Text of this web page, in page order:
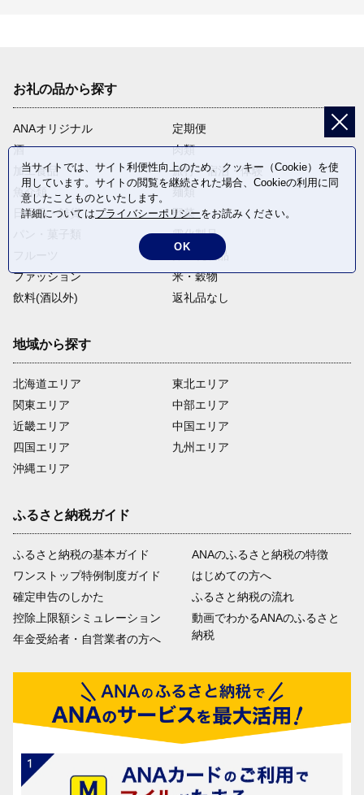
お礼の品から探す
ANAオリジナル
定期便
酒
肉類
加工食品
旅行・宿泊・体験
魚介類
麺類
日用品・雑貨
野菜
電化製品
卵・乳製品
ファッション
米・穀物
飲料(酒以外)
返礼品なし
地域から探す
北海道エリア
関東エリア
近畿エリア
四国エリア
沖縄エリア
東北エリア
中部エリア
中国エリア
九州エリア
ふるさと納税ガイド
ふるさと納税の基本ガイド
ワンストップ特例制度ガイド
確定申告のしかた
控除上限額シミュレーション
年金受給者・自営業者の方へ
ANAのふるさと納税の特徴
はじめての方へ
ふるさと納税の流れ
動画でわかるANAのふるさと
納税
当サイトでは、サイト利便性向上のため、クッキー（Cookie）を使
用しています。サイトの閲覧を継続された場合、Cookieの利用に同
意したことものといたします。
詳細についてはプライバシーポリシーをお読みください。
OK